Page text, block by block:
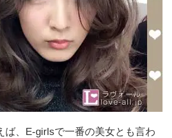
ば、E-girlsで一番の美女とも言わ